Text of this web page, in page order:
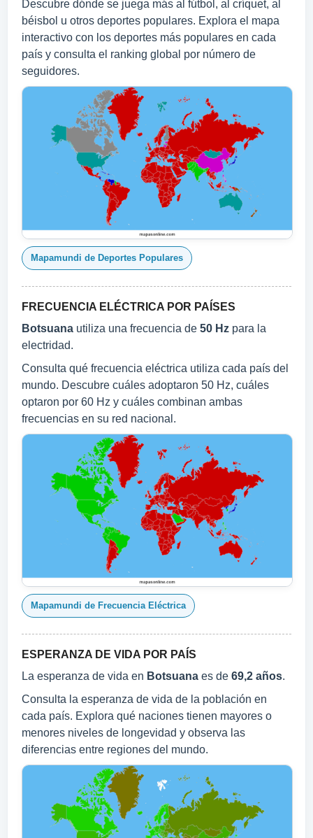
Descubre dónde se juega más al fútbol, al críquet, al
béisbol u otros deportes populares. Explora el mapa
interactivo con los deportes más populares en cada
país y consulta el ranking global por número de
seguidores.
Mapamundi de Deportes Populares
FRECUENCIA ELÉCTRICA POR PAÍSES
Botsuana utiliza una frecuencia de 50 Hz para la
electridad.
Consulta qué frecuencia eléctrica utiliza cada país del
mundo. Descubre cuáles adoptaron 50 Hz, cuáles
optaron por 60 Hz y cuáles combinan ambas
frecuencias en su red nacional.
Mapamundi de Frecuencia Eléctrica
ESPERANZA DE VIDA POR PAÍS
La esperanza de vida en Botsuana es de 69,2 años.
Consulta la esperanza de vida de la población en
cada país. Explora qué naciones tienen mayores o
menores niveles de longevidad y observa las
diferencias entre regiones del mundo.